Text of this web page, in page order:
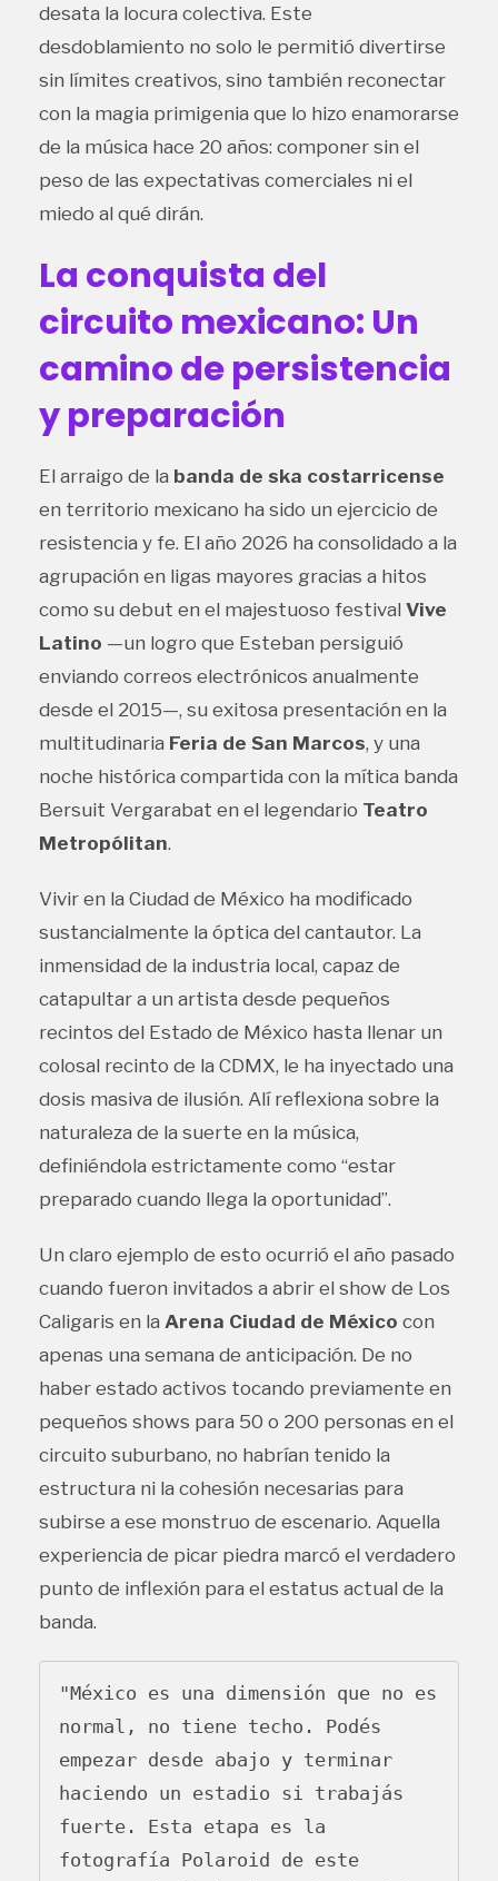
desata la locura colectiva. Este
desdoblamiento no solo le permitió divertirse
sin límites creativos, sino también reconectar
con la magia primigenia que lo hizo enamorarse
de la música hace 20 años: componer sin el
peso de las expectativas comerciales ni el
miedo al qué dirán.
La conquista del
circuito mexicano: Un
camino de persistencia
y preparación
El arraigo de la banda de ska costarricense
en territorio mexicano ha sido un ejercicio de
resistencia y fe. El año 2026 ha consolidado a la
agrupación en ligas mayores gracias a hitos
como su debut en el majestuoso festival Vive
Latino —un logro que Esteban persiguió
enviando correos electrónicos anualmente
desde el 2015—, su exitosa presentación en la
multitudinaria Feria de San Marcos, y una
noche histórica compartida con la mítica banda
Bersuit Vergarabat en el legendario Teatro
Metropólitan.
Vivir en la Ciudad de México ha modificado
sustancialmente la óptica del cantautor. La
inmensidad de la industria local, capaz de
catapultar a un artista desde pequeños
recintos del Estado de México hasta llenar un
colosal recinto de la CDMX, le ha inyectado una
dosis masiva de ilusión. Alí reflexiona sobre la
naturaleza de la suerte en la música,
definiéndola estrictamente como “estar
preparado cuando llega la oportunidad”.
Un claro ejemplo de esto ocurrió el año pasado
cuando fueron invitados a abrir el show de Los
Caligaris en la Arena Ciudad de México con
apenas una semana de anticipación. De no
haber estado activos tocando previamente en
pequeños shows para 50 o 200 personas en el
circuito suburbano, no habrían tenido la
estructura ni la cohesión necesarias para
subirse a ese monstruo de escenario. Aquella
experiencia de picar piedra marcó el verdadero
punto de inflexión para el estatus actual de la
banda.
"México es una dimensión que no es
normal, no tiene techo. Podés
empezar desde abajo y terminar
haciendo un estadio si trabajás
fuerte. Esta etapa es la
fotografía Polaroid de este